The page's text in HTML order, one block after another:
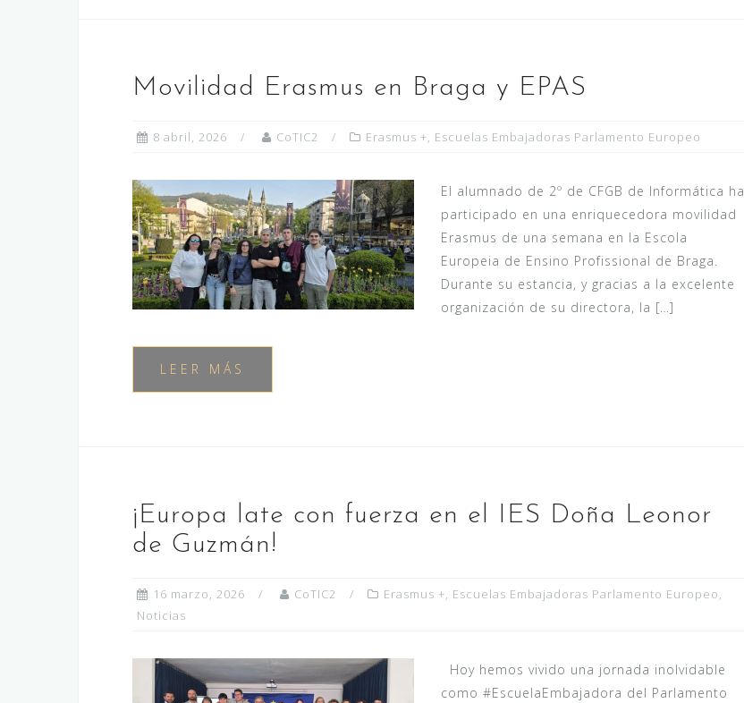
Movilidad Erasmus en Braga y EPAS
8 abril, 2026 CoTIC2 Erasmus +, Escuelas Embajadoras Parlamento Europeo
El alumnado de 2º de CFGB de Informática ha
participado en una enriquecedora movilidad
Erasmus de una semana en la Escola
Europeia de Ensino Profissional de Braga.
Durante su estancia, y gracias a la excelente
organización de su directora, la […]
LEER MÁS
¡Europa late con fuerza en el IES Doña Leonor
de Guzmán!
16 marzo, 2026 CoTIC2 Erasmus +, Escuelas Embajadoras Parlamento Europeo,
Noticias
Hoy hemos vivido una jornada inolvidable
como #EscuelaEmbajadora del Parlamento